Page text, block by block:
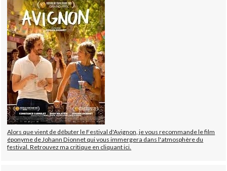
Alors que vient de débuter le Festival d'Avignon, je vous recommande le film
éponyme de Johann Dionnet qui vous immergera dans l'atmosphère du
festival. Retrouvez ma critique en cliquant ici.